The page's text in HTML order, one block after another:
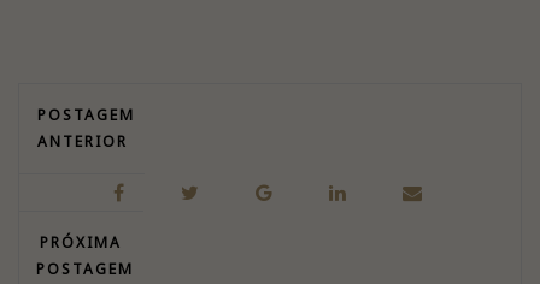
POSTAGEM
ANTERIOR
PRÓXIMA
POSTAGEM